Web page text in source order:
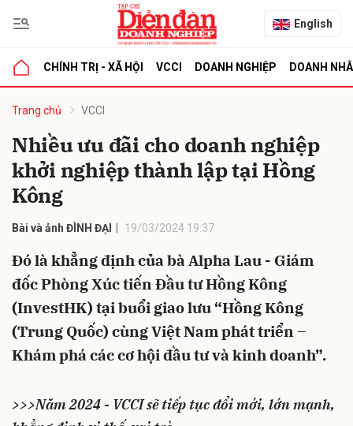
English
CHÍNH TRỊ - XÃ HỘI VCCI DOANH NGHIỆP DOANH
Trang chủ VCCI
Nhiều ưu đãi cho doanh nghiệp
khởi nghiệp thành lập tại Hồng
Kông
Bài và ảnh ĐÌNH ĐẠI 19/03/2024 19:37
Đó là khẳng định của bà Alpha Lau - Giám
đốc Phòng Xúc tiến Đầu tư Hồng Kông
(InvestHK) tại buổi giao lưu “Hồng Kông
(Trung Quốc) cùng Việt Nam phát triển –
Khám phá các cơ hội đầu tư và kinh doanh”.
>>>Năm 2024 - VCCI sẽ tiếp tục đổi mới, lớn mạnh,
luận
Hủy